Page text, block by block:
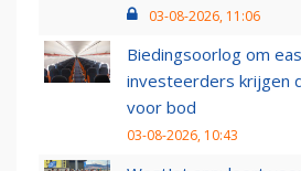
03-08-2026, 11:06
Biedingsoorlog om
investeerders krijgen
voor bod
03-08-2026, 10:43